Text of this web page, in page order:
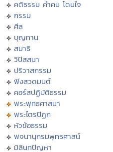
คติธรรม คำคม โดนใจ
กรรม
ศีล
บุญทาน
สมาธิ
วิปัสสนา
ปริวาสกรรม
ฟังสวดมนต์
คอร์สปฏิบัติธรรม
พระพุทธศาสนา
พระไตรปิฏก
หัวข้อธรรม
พจนานุกรมพุทธศาสน์
มิลินทปัญหา